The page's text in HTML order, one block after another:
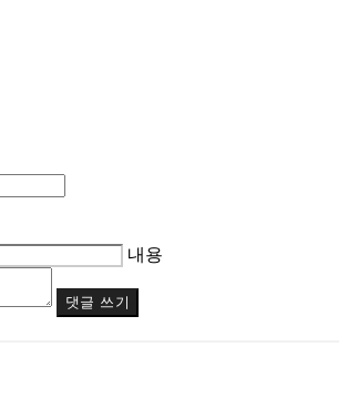
내용
댓글 쓰기